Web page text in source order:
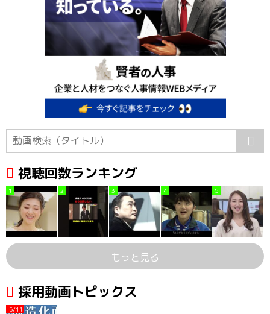
視聴回数ランキング
1 2 3 4 5
もっと見る
採用動画トピックス
5/11